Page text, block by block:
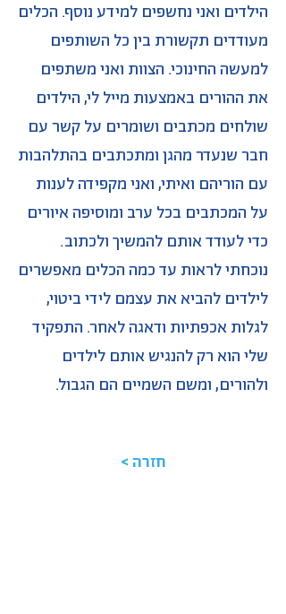
הילדים ואני נחשפים למידע נוסף. הכלים
מעודדים תקשורת בין כל השותפים
למעשה החינוכי. הצוות ואני משתפים
את ההורים באמצעות מייל לי, הילדים
שולחים מכתבים ושומרים על קשר עם
חבר שנעדר מהגן ומתכתבים בהתלהבות
עם הוריהם ואיתי, ואני מקפידה לענות
על המכתבים בכל ערב ומוסיפה איורים
כדי לעודד אותם להמשיך ולכתוב.
נוכחתי לראות עד כמה הכלים מאפשרים
לילדים להביא את עצמם לידי ביטוי,
לגלות אכפתיות ודאגה לאחר. התפקיד
שלי הוא רק להנגיש אותם לילדים
ולהורים, ומשם השמיים הם הגבול.
< חזרה